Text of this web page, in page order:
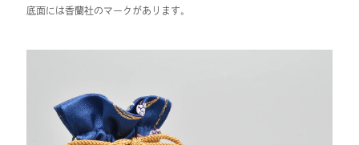
底面には香蘭社のマークがあります。